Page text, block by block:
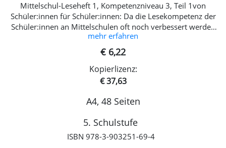
Mittelschul-Leseheft 1, Kompetenzniveau 3, Teil 1von
Schüler:innen für Schüler:innen: Da die Lesekompetenz der
Schüler:innen an Mittelschulen oft noch verbessert werden
muss, haben wir ein Leseheft speziell für diese Altersgruppe
konzipiert.Wir haben ein Experiment gewagt: wir wollten für
unser aktuelles Leseheft Themen aufgreifen, die „direkt“ von
den Kindern kommen. Ziel ist es, eine höhere Akzeptanz des
Lesestoffs bei unserer Zielgruppe – den Schüler:innen zu
Verständnisübungen finden Sie auch viele Grammatik- und
Fantastische & spannende Geschichten-
Personenbeschreibung- Modernes Märchen- Lineare und
mehr erfahren
€ 6,22
Kopierlizenz:
€ 37,63
A4, 48 Seiten
5. Schulstufe
ISBN 978-3-903251-69-4